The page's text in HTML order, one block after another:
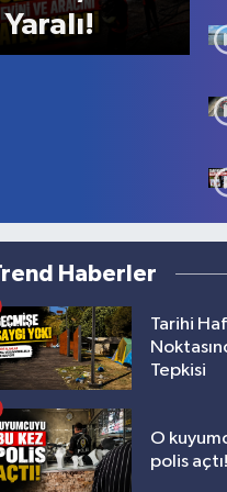
Yaralı!
Haberler
Tarihi
Tepkisi
O
polis açtı!